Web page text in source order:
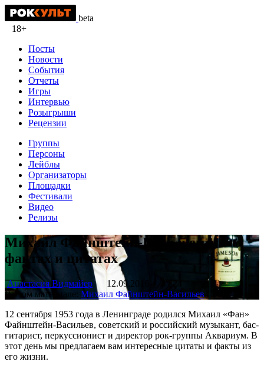
beta
18+
Посты
Новости
События
Отчеты
Игры
Интервью
Розыгрыши
Рецензии
Группы
Персоны
Лейблы
Организаторы
Площадки
Фестивали
Видео
Релизы
Михаил Файнштейн-Васильев в
фактах и цитатах
Анастасия Видмайер 12.09.2016
В этом материале: Михаил Файнштейн-Васильев
12 сентября 1953 года в Ленинграде родился Михаил «Фан»
Файнштейн-Васильев, советский и российский музыкант, бас-
гитарист, перкуссионист и директор рок-группы Аквариум. В
этот день мы предлагаем вам интересные цитаты и факты из
его жизни.